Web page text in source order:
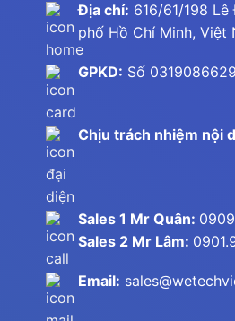
Địa chỉ: 616/61/198
phố Hồ Chí Minh, Việt
GPKD: Số 0319086629
Chịu trách nhiệm nội
Sales 1 Mr Quân:
Sales 2 Mr Lâm:
Email: